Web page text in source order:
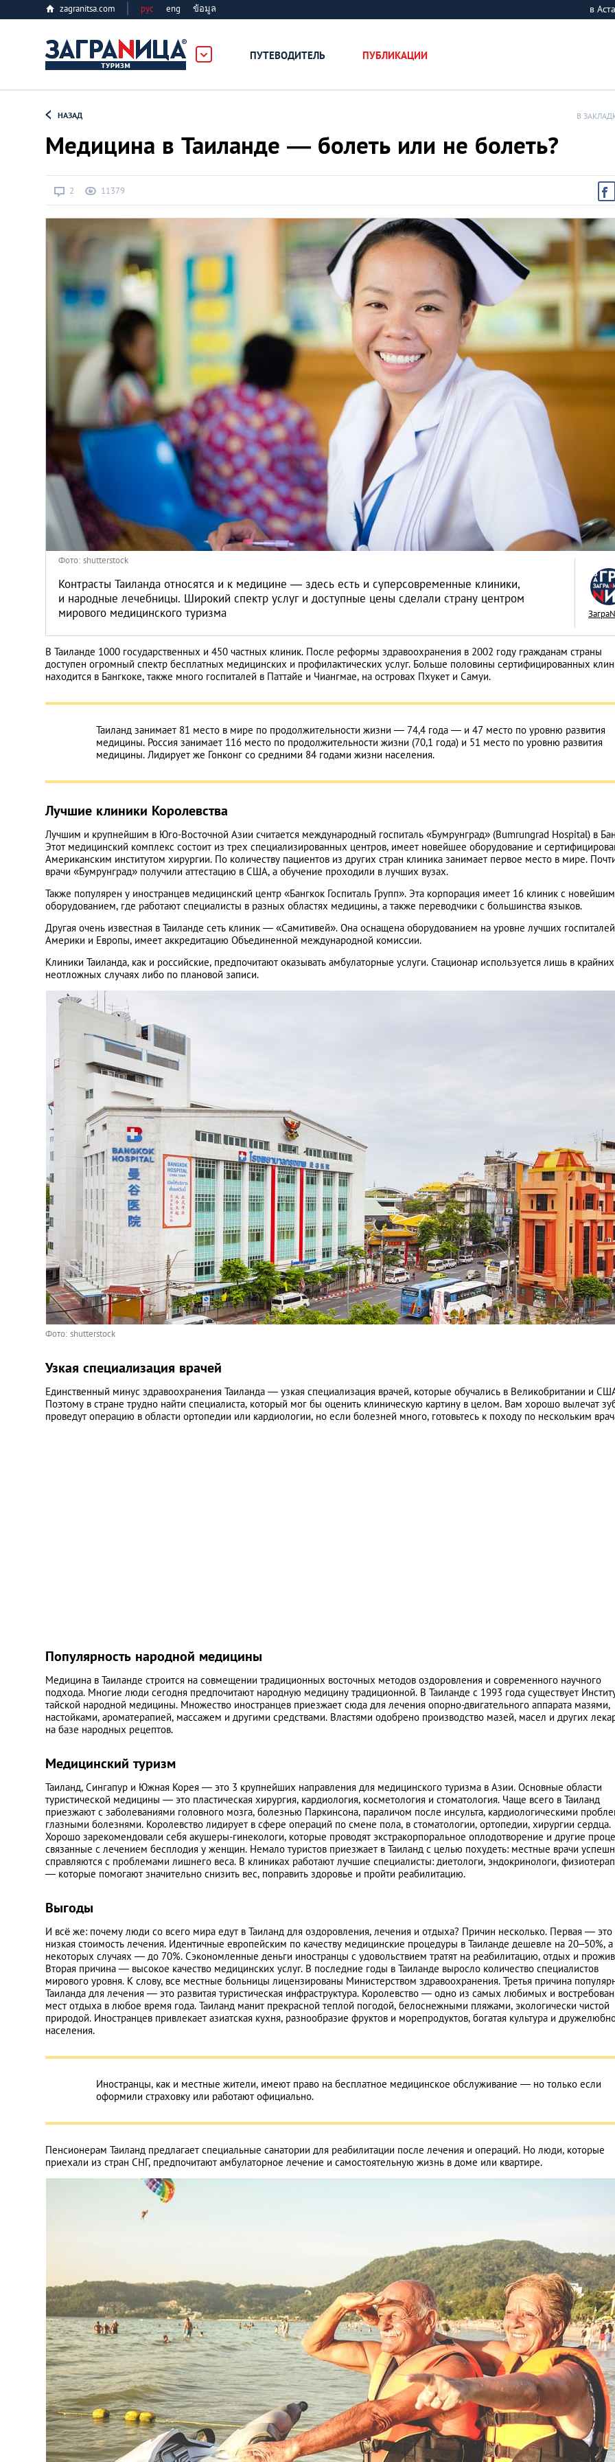
zagranitsa.com рус eng ข้อมูล в
ПУТЕВОДИТЕЛЬ ПУБЛИКАЦИИ
Алматы
Астана
Афины
Киев
Лондон
Лос-Анджелес
Москва
Париж
Паттайя
Пхукет
Санкт-Петербург
НАЗАД В
Медицина в Таиланде — болеть или не болеть?
2 11379
Фото: shutterstock
Контрасты Таиланда относятся и к медицине — здесь есть и суперсовременные клиники,
и народные лечебницы. Широкий спектр услуг и доступные цены сделали страну центром
мирового медицинского туризма
В Таиланде 1000 государственных и 450 частных клиник. После реформы здравоохранения в 2002 году гражданам страны
доступен огромный спектр бесплатных медицинских и профилактических услуг. Больше половины сертифицированных
находится в Бангкоке, также много госпиталей в Паттайе и Чиангмае, на островах Пхукет и Самуи.
Таиланд занимает 81 место в мире по продолжительности жизни — 74,4 года — и 47 место по уровню развития
медицины. Россия занимает 116 место по продолжительности жизни (70,1 года) и 51 место по уровню развития
медицины. Лидирует же Гонконг со средними 84 годами жизни населения.
Лучшие клиники Королевства
Лучшим и крупнейшим в Юго-Восточной Азии считается международный госпиталь «Бумрунград» (Bumrungrad Hospital) в
Этот медицинский комплекс состоит из трех специализированных центров, имеет новейшее оборудование и
Американским институтом хирургии. По количеству пациентов из других стран клиника занимает первое место в мире.
врачи «Бумрунград» получили аттестацию в США, а обучение проходили в лучших вузах.
Также популярен у иностранцев медицинский центр «Бангкок Госпиталь Групп». Эта корпорация имеет 16 клиник с новейшим
оборудованием, где работают специалисты в разных областях медицины, а также переводчики с большинства языков.
Другая очень известная в Таиланде сеть клиник — «Самитивей». Она оснащена оборудованием на уровне лучших госпиталей
Америки и Европы, имеет аккредитацию Объединенной международной комиссии.
Клиники Таиланда, как и российские, предпочитают оказывать амбулаторные услуги. Стационар используется лишь в
неотложных случаях либо по плановой записи.
Фото: shutterstock
Узкая специализация врачей
Единственный минус здравоохранения Таиланда — узкая специализация врачей, которые обучались в Великобритании и
Поэтому в стране трудно найти специалиста, который мог бы оценить клиническую картину в целом. Вам хорошо вылечат
проведут операцию в области ортопедии или кардиологии, но если болезней много, готовьтесь к походу по нескольким
Популярность народной медицины
Медицина в Таиланде строится на совмещении традиционных восточных методов оздоровления и современного научного
подхода. Многие люди сегодня предпочитают народную медицину традиционной. В Таиланде с 1993 года существует
тайской народной медицины. Множество иностранцев приезжает сюда для лечения опорно-двигательного аппарата мазями,
настойками, ароматерапией, массажем и другими средствами. Властями одобрено производство мазей, масел и других
на базе народных рецептов.
Медицинский туризм
Таиланд, Сингапур и Южная Корея — это 3 крупнейших направления для медицинского туризма в Азии. Основные области
туристической медицины — это пластическая хирургия, кардиология, косметология и стоматология. Чаще всего в Таиланд
приезжают с заболеваниями головного мозга, болезнью Паркинсона, параличом после инсульта, кардиологическими
глазными болезнями. Королевство лидирует в сфере операций по смене пола, в стоматологии, ортопедии, хирургии сердца.
Хорошо зарекомендовали себя акушеры-гинекологи, которые проводят экстракорпоральное оплодотворение и другие
связанные с лечением бесплодия у женщин. Немало туристов приезжает в Таиланд с целью похудеть: местные врачи
справляются с проблемами лишнего веса. В клиниках работают лучшие специалисты: диетологи, эндокринологи,
— которые помогают значительно снизить вес, поправить здоровье и пройти реабилитацию.
Выгоды
И всё же: почему люди со всего мира едут в Таиланд для оздоровления, лечения и отдыха? Причин несколько. Первая — это
низкая стоимость лечения. Идентичные европейским по качеству медицинские процедуры в Таиланде дешевле на 20–50%, а
некоторых случаях — до 70%. Сэкономленные деньги иностранцы с удовольствием тратят на реабилитацию, отдых и
Вторая причина — высокое качество медицинских услуг. В последние годы в Таиланде выросло количество специалистов
мирового уровня. К слову, все местные больницы лицензированы Министерством здравоохранения. Третья причина
Таиланда для лечения — это развитая туристическая инфраструктура. Королевство — одно из самых любимых и
мест отдыха в любое время года. Таиланд манит прекрасной теплой погодой, белоснежными пляжами, экологически чистой
природой. Иностранцев привлекает азиатская кухня, разнообразие фруктов и морепродуктов, богатая культура и
населения.
Иностранцы, как и местные жители, имеют право на бесплатное медицинское обслуживание — но только если
оформили страховку или работают официально.
Пенсионерам Таиланд предлагает специальные санатории для реабилитации после лечения и операций. Но люди, которые
приехали из стран СНГ, предпочитают амбулаторное лечение и самостоятельную жизнь в доме или квартире.
Знай наших:
всем мире
LIFESTYLE